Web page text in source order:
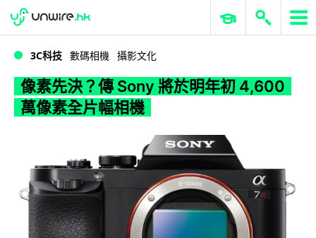
WWDC 2026 ERP 與商業 AI
3C科技 數碼相機 攝影文化
像素先決？傳 Sony 將於明年初 4,600
萬像素全片幅相機